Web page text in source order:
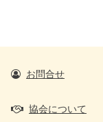
お問合せ
協会について